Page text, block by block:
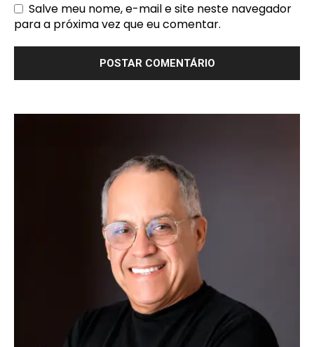
Salve meu nome, e-mail e site neste navegador
para a próxima vez que eu comentar.